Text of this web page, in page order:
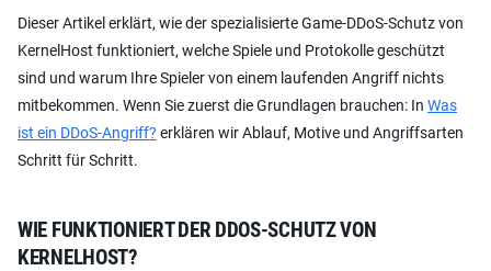
Dieser Artikel erklärt, wie der spezialisierte Game-DDoS-Schutz von
KernelHost funktioniert, welche Spiele und Protokolle geschützt
sind und warum Ihre Spieler von einem laufenden Angriff nichts
mitbekommen. Wenn Sie zuerst die Grundlagen brauchen: In Was
ist ein DDoS-Angriff? erklären wir Ablauf, Motive und Angriffsarten
Schritt für Schritt.
WIE FUNKTIONIERT DER DDOS-SCHUTZ VON
KERNELHOST?